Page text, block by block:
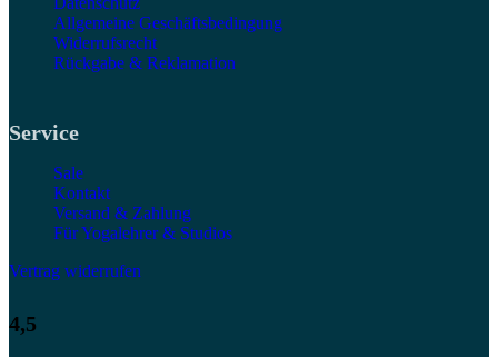
Allgemeine Geschäftsbedingung
Widerrufsrecht
Rückgabe & Reklamation
Service
Sale
Kontakt
Versand & Zahlung
Für Yogalehrer & Studios
Vertrag widerrufen
4,5